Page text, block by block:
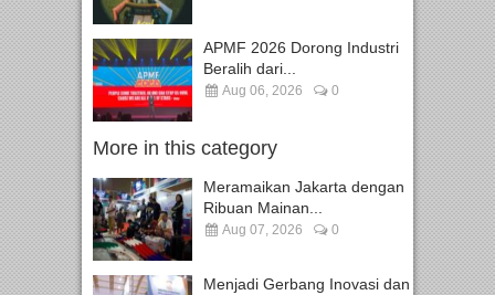
APMF 2026 Dorong Industri
Beralih dari...
Aug 06, 2026 0
More in this category
Meramaikan Jakarta dengan
Ribuan Mainan...
Aug 07, 2026 0
Menjadi Gerbang Inovasi dan